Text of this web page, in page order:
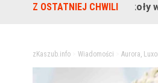
Z OSTATNIEJ CHWILI
Na terenie szkoły w
zKaszub.info> Wiadomości Aurora,